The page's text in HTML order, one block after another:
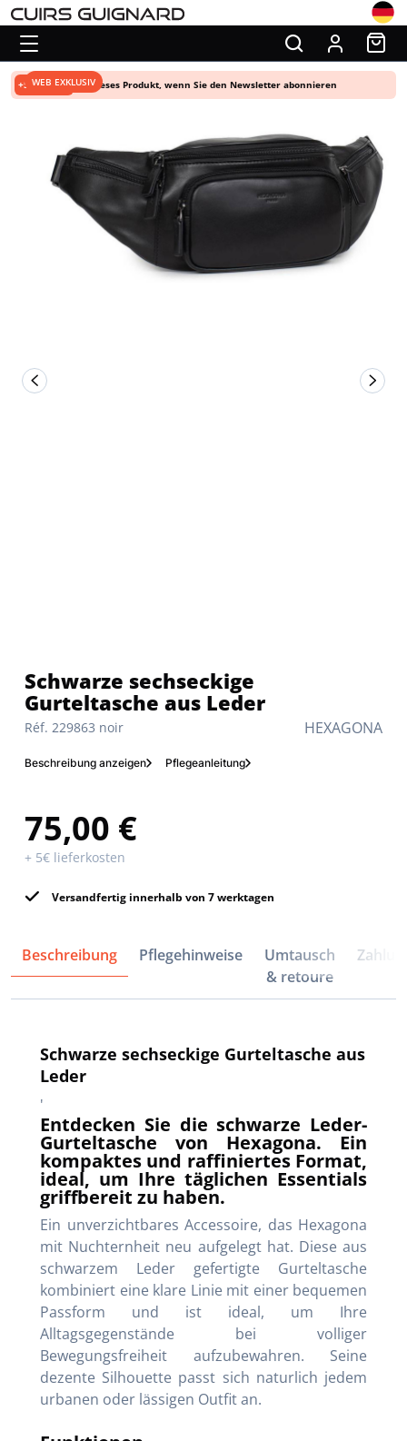
HEXAGONA
Réf. 229863 noir
Schwarze sechseckige
Gurteltasche aus Leder
Beschreibung anzeigen Pflegeanleitung
75,00 €
+ 5€ lieferkosten
Versandfertig innerhalb von 7 werktagen
+5% Rabatt auf dieses Produkt, wenn Sie den Newsletter abonnieren
WEB EXKLUSIV
Beschreibung Pflegehinweise
Umtausch
& retoure
Schwarze sechseckige Gurteltasche aus
Leder
'
Entdecken Sie die schwarze Leder-
Gurteltasche von Hexagona. Ein
kompaktes und raffiniertes Format,
ideal, um Ihre täglichen Essentials
griffbereit zu haben.
Ein unverzichtbares Accessoire, das Hexagona
mit Nuchternheit neu aufgelegt hat. Diese aus
schwarzem Leder gefertigte Gurteltasche
kombiniert eine klare Linie mit einer bequemen
Passform und ist ideal, um Ihre
Alltagsgegenstände bei volliger
Bewegungsfreiheit aufzubewahren. Seine
dezente Silhouette passt sich naturlich jedem
urbanen oder lässigen Outfit an.